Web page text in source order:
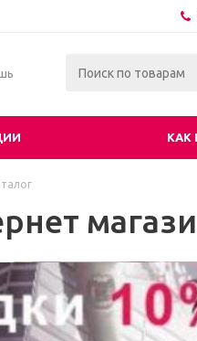
КАК